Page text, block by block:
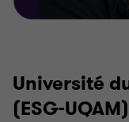
Université
(ESG-UQAM)